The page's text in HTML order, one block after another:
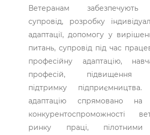
Ветеранам забезпечують
супровід, розробку
адаптації, допомогу у
питань, супровід під час
професійну адаптацію,
професій, підвищення
підтримку підприємництва.
адаптацію спрямовано на
конкурентоспроможності
ринку праці, пілотними